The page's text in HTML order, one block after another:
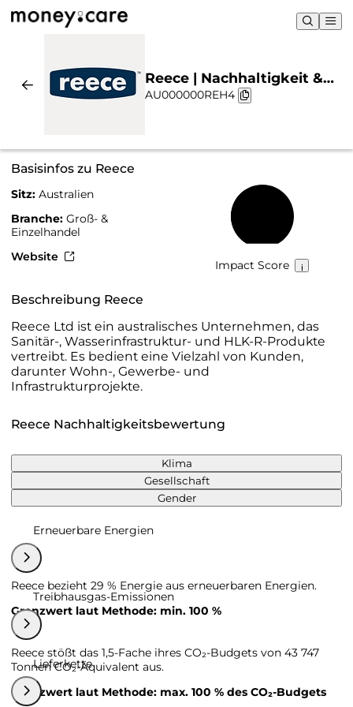
Reece | Nachhaltigkeit &
Chart
AU000000REH4
Basisinfos zu Reece
Sitz: Australien
Branche: Groß- &
Einzelhandel
Website
Impact Score
Beschreibung Reece
Reece Ltd ist ein australisches Unternehmen, das
Sanitär-, Wasserinfrastruktur- und HLK-R-Produkte
vertreibt. Es bedient eine Vielzahl von Kunden,
darunter Wohn-, Gewerbe- und
Infrastrukturprojekte.
Reece Nachhaltigkeitsbewertung
Klima
Gesellschaft
Gender
Erneuerbare Energien
Reece bezieht 29 % Energie aus erneuerbaren Energien.
Grenzwert laut Methode: min. 100 %
Treibhausgas-Emissionen
Reece stößt das 1,5-Fache ihres CO₂-Budgets von 43 747
Tonnen CO₂-Äquivalent aus.
Grenzwert laut Methode: max. 100 % des CO₂-Budgets
Lieferkette